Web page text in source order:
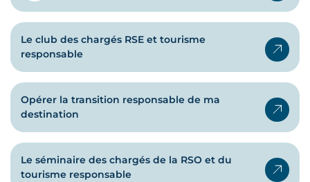
Le club des chargés RSE et tourisme
responsable
Opérer la transition responsable de ma
destination
Le séminaire des chargés de la RSO et du
tourisme responsable